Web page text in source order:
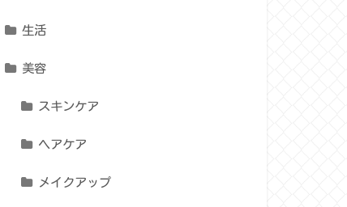
生活
美容
スキンケア
ヘアケア
メイクアップ